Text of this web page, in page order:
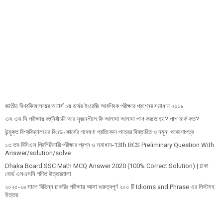
জাতীয় বিশ্ববিদ্যালয়ের অনার্স ২য় বর্ষের ইংরেজি আবশ্যিক পরীক্ষার প্রশ্নের সমাধান ২০১৮
এস এস সি পরীক্ষায় বহুনির্বাচনি আর সৃজনশীলে কি আলাদা আলাদা পাশ করতে হয়? পাশ মার্ক কত?
উন্মুক্ত বিশ্ববিদ্যালয়ের বিএড কোর্সের গবেষণা প্রতিবেদন পত্রের বিস্তারিত ও নমুনা গবেষণাপত্র
১৩ তম বিসিএস প্রি‌লি‌মিনারী পরীক্ষার প্রশ্ন ও সমাধান-13th BCS Preliminary Question With
Answer/solution/solve
Dhaka Board SSC Math MCQ Answer 2020 (100% Correct Solution) | ঢাকা
বোর্ড এসএসসি গণিত উত্তরমালা
২০২৫-২৬ সালে বিভিন্ন চাকরির পরীক্ষায় আসা গুরুত্বপূর্ণ ২০০ টি Idioms and Phrase এর লিস্টসহ
উত্তর